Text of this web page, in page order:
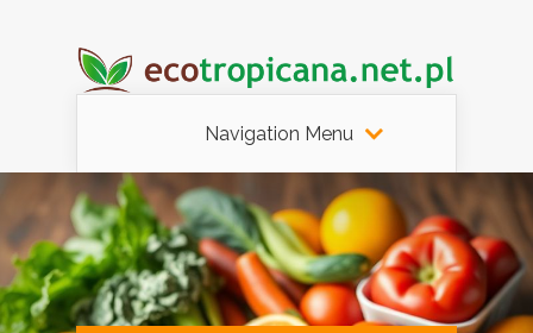
Navigation Menu